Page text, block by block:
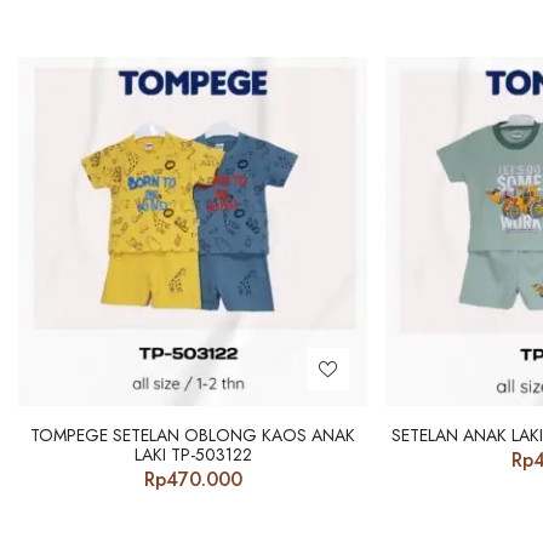
TOMPEGE SETELAN OBLONG KAOS ANAK
LAKI TP-503122
Rp470.000
SETELAN ANAK
Rp